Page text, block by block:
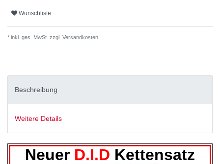
Wunschliste
* inkl. ges. MwSt. zzgl. Versandkosten
Beschreibung
Weitere Details
Neuer D.I.D Kettensatz